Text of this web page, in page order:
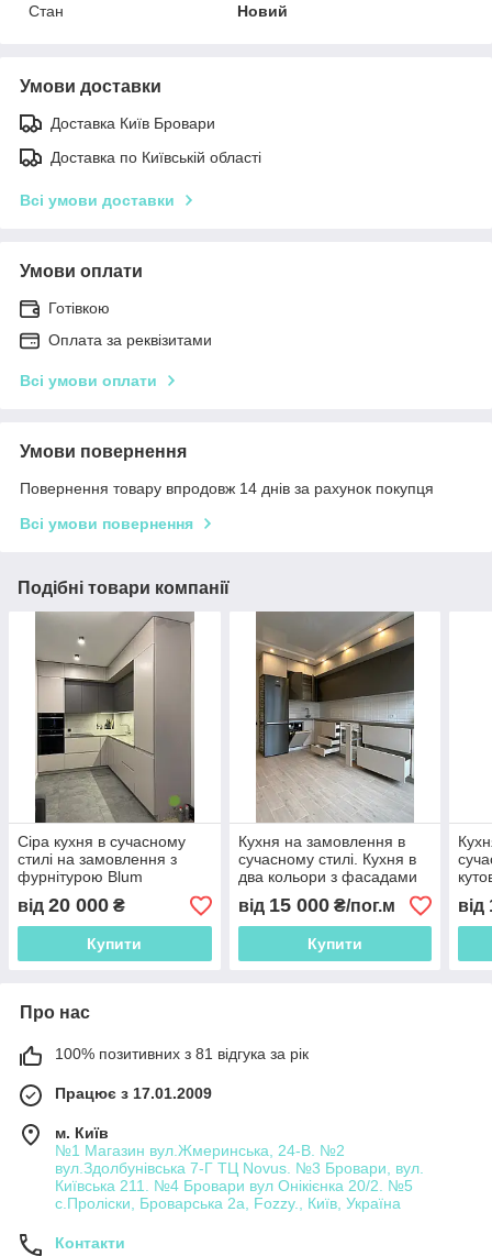
Стан
Новий
Умови доставки
Доставка Київ Бровари
Доставка по Київській області
Всі умови доставки
Умови оплати
Готівкою
Оплата за реквізитами
Всі умови оплати
Умови повернення
Повернення товару впродовж 14 днів за рахунок покупця
Всі умови повернення
Подібні товари компанії
Сіра кухня в сучасному
стилі на замовлення з
фурнітурою Blum
від 20 000 ₴
Купити
Кухня на замовлення в
сучасному стилі. Кухня в
два кольори з фасадами
мдф Кухня модель 2021
року
від 15 000₴/пог.м
Купити
року
від
Про нас
100% позитивних з 81 відгука за рік
Працює з 17.01.2009
м. Київ
№1 Магазин вул.Жмеринська, 24-В. №2
вул.Здолбунівська 7-Г ТЦ Novus. №3 Бровари, вул.
Київська 211. №4 Бровари вул Онікієнка 20/2. №5
с.Проліски, Броварська 2а, Fozzy., Київ, Україна
Контакти